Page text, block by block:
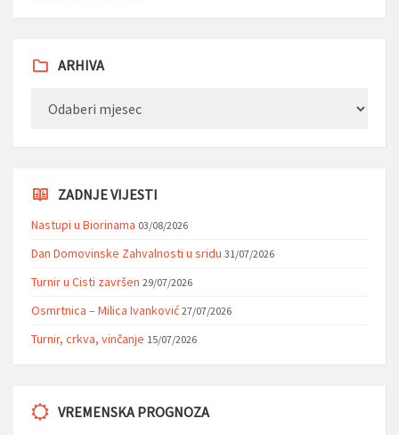
ARHIVA
ZADNJE VIJESTI
Nastupi u Biorinama 03/08/2026
Dan Domovinske Zahvalnosti u sridu 31/07/2026
Turnir u Cisti završen 29/07/2026
Osmrtnica – Milica Ivanković 27/07/2026
Turnir, crkva, vinčanje 15/07/2026
VREMENSKA PROGNOZA